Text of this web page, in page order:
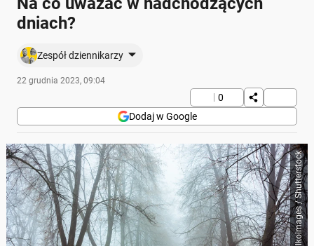
dniach?
Zespół dziennikarzy
22 grudnia 2023, 09:04
0
Dodaj w Google
lkoimages / Shutterstock